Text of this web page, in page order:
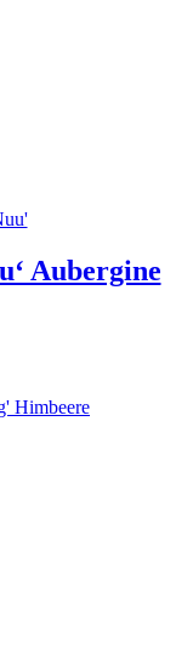
Aubergine